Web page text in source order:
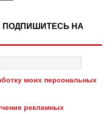
ПОДПИШИТЕСЬ НА
моих персональных
рекламных